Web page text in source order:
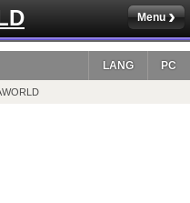
Menu
PC
LANG